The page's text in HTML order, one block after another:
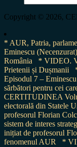
for:
Copyright © 2026,
* AUR, Patria,
Eminescu
România
* VIDEO.
Prietenii și Dușmanii
Episodul 7 –
sărbători pentru cei
CERTITUDINEA
electorală din Statele
profesorul Florian
sistem de interes
inițiat de profesorul
fenomenul AUR
*